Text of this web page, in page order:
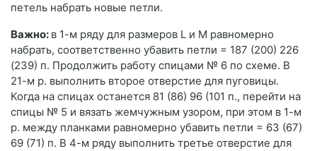
петель набрать новые петли.
Важно: в 1-м ряду для размеров L и М равномерно
набрать, соответственно убавить петли = 187 (200) 226
(239) п. Продолжить работу спицами № 6 по схеме. В
21-м р. выполнить второе отверстие для пуговицы.
Когда на спицах останется 81 (86) 96 (101 п., перейти на
спицы № 5 и вязать жемчужным узором, при этом в 1-м
р. между планками равномерно убавить петли = 63 (67)
69 (71) п. В 4-м ряду выполнить третье отверстие для